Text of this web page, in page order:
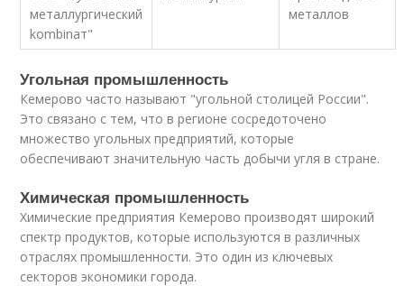
металлургический
kombinат"
металлов
Угольная промышленность
Кемерово часто называют "угольной столицей России".
Это связано с тем, что в регионе сосредоточено
множество угольных предприятий, которые
обеспечивают значительную часть добычи угля в стране.
Химическая промышленность
Химические предприятия Кемерово производят широкий
спектр продуктов, которые используются в различных
отраслях промышленности. Это один из ключевых
секторов экономики города.